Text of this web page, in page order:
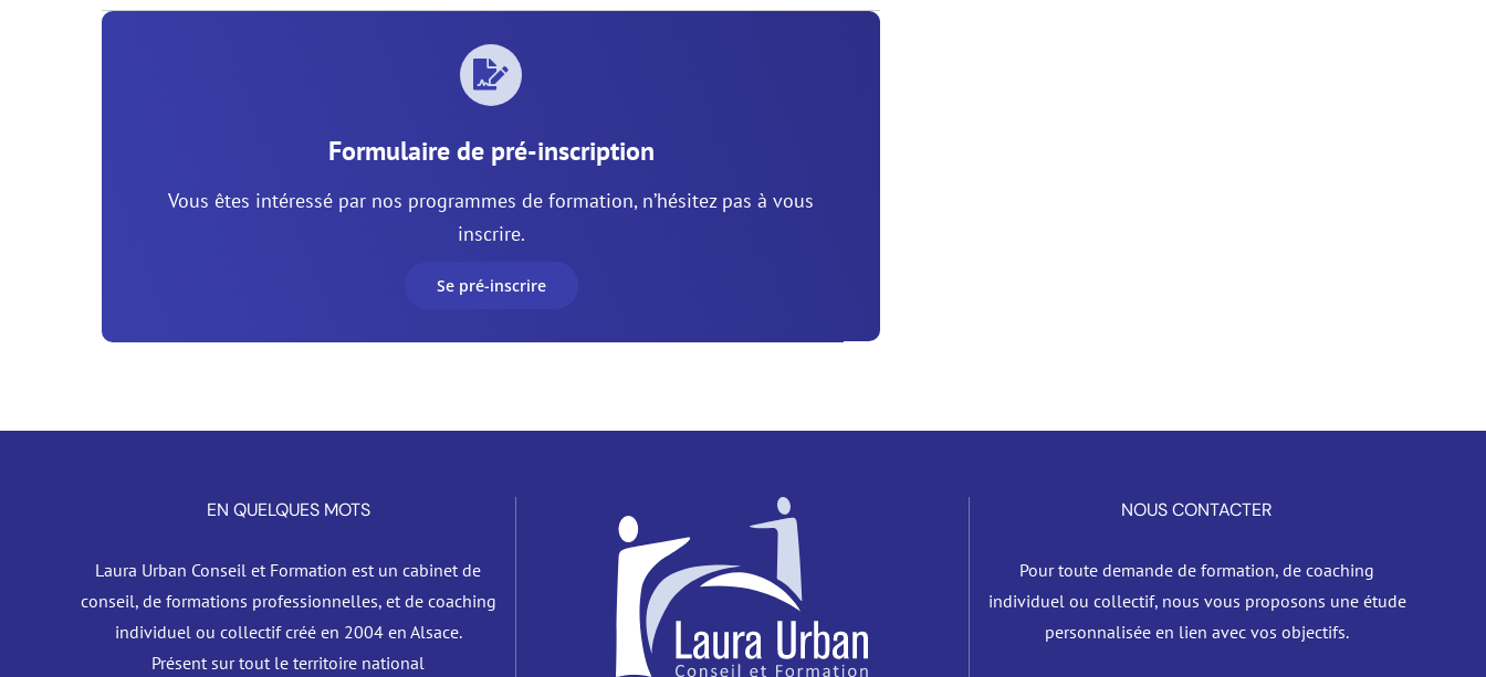
Formulaire de pré-inscription
Vous êtes intéressé par nos programmes de formation, n’hésitez pas à vous
inscrire.
Se pré-inscrire
EN QUELQUES MOTS
Laura Urban Conseil et Formation est un cabinet de
conseil, de formations professionnelles, et de coaching
individuel ou collectif créé en 2004 en Alsace.
Présent sur tout le territoire national
NOUS CONTACTER
Pour toute demande de formation, de coaching
individuel ou collectif, nous vous proposons une étude
personnalisée en lien avec vos objectifs.